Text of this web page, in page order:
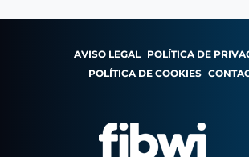
AVISO LEGAL POLÍTICA DE
POLÍTICA DE COOKIES